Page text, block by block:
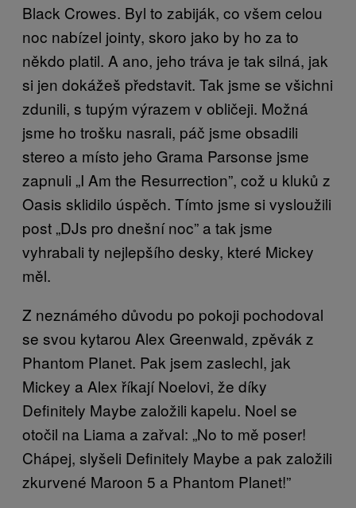
Black Crowes. Byl to zabiják, co všem celou
noc nabízel jointy, skoro jako by ho za to
někdo platil. A ano, jeho tráva je tak silná, jak
si jen dokážeš představit. Tak jsme se všichni
zdunili, s tupým výrazem v obličeji. Možná
jsme ho trošku nasrali, páč jsme obsadili
stereo a místo jeho Grama Parsonse jsme
zapnuli „I Am the Resurrection”, což u kluků z
Oasis sklidilo úspěch. Tímto jsme si vysloužili
post „DJs pro dnešní noc” a tak jsme
vyhrabali ty nejlepšího desky, které Mickey
měl.
Z neznámého důvodu po pokoji pochodoval
se svou kytarou Alex Greenwald, zpěvák z
Phantom Planet. Pak jsem zaslechl, jak
Mickey a Alex říkají Noelovi, že díky
Definitely Maybe založili kapelu. Noel se
otočil na Liama a zařval: „No to mě poser!
Chápej, slyšeli Definitely Maybe a pak založili
zkurvené Maroon 5 a Phantom Planet!”